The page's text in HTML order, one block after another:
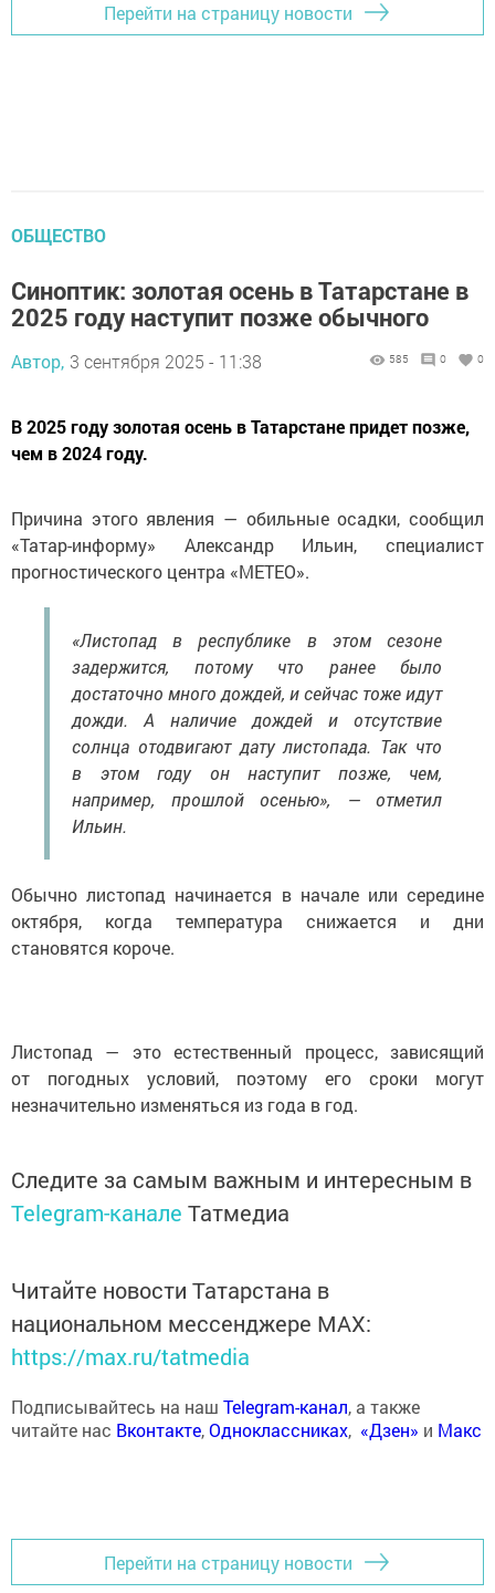
Перейти на страницу новости
ОБЩЕСТВО
Синоптик: золотая осень в Татарстане в
2025 году наступит позже обычного
Автор, 3 сентября 2025 - 11:38 585 0 0
В 2025 году золотая осень в Татарстане придет позже,
чем в 2024 году.
Причина этого явления — обильные осадки, сообщил
«Татар-информу» Александр Ильин, специалист
прогностического центра «МЕТЕО».
«Листопад в республике в этом сезоне
задержится, потому что ранее было
достаточно много дождей, и сейчас тоже идут
дожди. А наличие дождей и отсутствие
солнца отодвигают дату листопада. Так что
в этом году он наступит позже, чем,
например, прошлой осенью», — отметил
Ильин.
Обычно листопад начинается в начале или середине
октября, когда температура снижается и дни
становятся короче.
Листопад — это естественный процесс, зависящий
от погодных условий, поэтому его сроки могут
незначительно изменяться из года в год.
Следите за самым важным и интересным в
Telegram-канале Татмедиа
Читайте новости Татарстана в
национальном мессенджере MАХ:
https://max.ru/tatmedia
Подписывайтесь на наш Telegram-канал, а также
читайте нас Вконтакте,Одноклассниках, «Дзен» и Макс
Перейти на страницу новости